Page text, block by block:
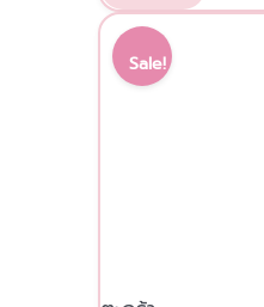
Sale!
Original
price